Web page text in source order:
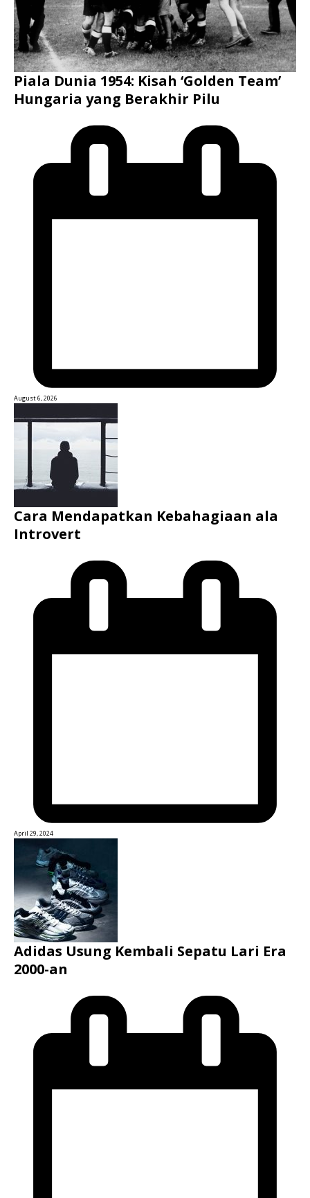
Piala Dunia 1954: Kisah ‘Golden Team’
Hungaria yang Berakhir Pilu
August 6, 2026
Cara Mendapatkan Kebahagiaan ala
Introvert
April 29, 2024
Adidas Usung Kembali Sepatu Lari Era
2000-an